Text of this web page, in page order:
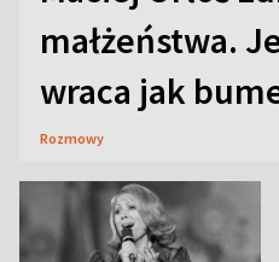
małżeństwa.
wraca jak
Rozmowy